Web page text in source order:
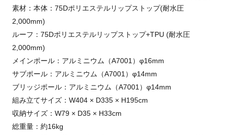
素材：本体：75Dポリエステルリップストップ(耐水圧
2,000mm)
ルーフ：75Dポリエステルリップストップ+TPU (耐水圧
2,000mm)
メインポール：アルミニウム（A7001）φ16mm
サブポール：アルミニウム（A7001）φ14mm
ブリッジポール：アルミニウム（A7001）φ14mm
組み立てサイズ：W404 × D335 × H195cm
収納サイズ：W79 × D35 × H33cm
総重量：約16kg